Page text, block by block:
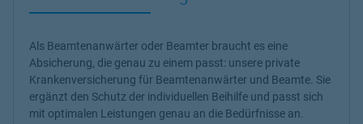
Als Beamtenanwärter oder Beamter braucht es eine
Absicherung, die genau zu einem passt: unsere private
Krankenversicherung für Beamtenanwärter und Beamte. Sie
ergänzt den Schutz der individuellen Beihilfe und passt sich
mit optimalen Leistungen genau an die Bedürfnisse an.